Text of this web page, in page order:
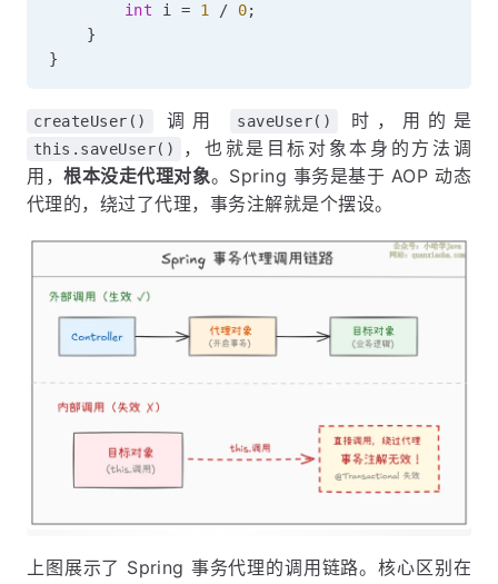
int i = 1 / 0;
}
}
createUser() 调用 saveUser() 时，用的是
this.saveUser()
，也就是目标对象本身的方法调
用，根本没走代理对象。Spring 事务是基于 AOP 动态
代理的，绕过了代理，事务注解就是个摆设。
上图展示了 Spring 事务代理的调用链路。核心区别在